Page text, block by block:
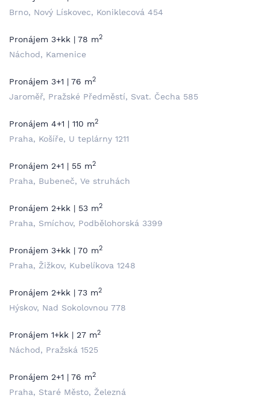
Brno, Nový Lískovec, Koniklecová 454
Pronájem 3+kk | 78 m2
Náchod, Kamenice
Pronájem 3+1 | 76 m2
Jaroměř, Pražské Předměstí, Svat. Čecha 585
Pronájem 4+1 | 110 m2
Praha, Košíře, U teplárny 1211
Pronájem 2+1 | 55 m2
Praha, Bubeneč, Ve struhách
Pronájem 2+kk | 53 m2
Praha, Smíchov, Podbělohorská 3399
Pronájem 3+kk | 70 m2
Praha, Žižkov, Kubelíkova 1248
Pronájem 2+kk | 73 m2
Hýskov, Nad Sokolovnou 778
Pronájem 1+kk | 27 m2
Náchod, Pražská 1525
Pronájem 2+1 | 76 m2
Praha, Staré Město, Železná